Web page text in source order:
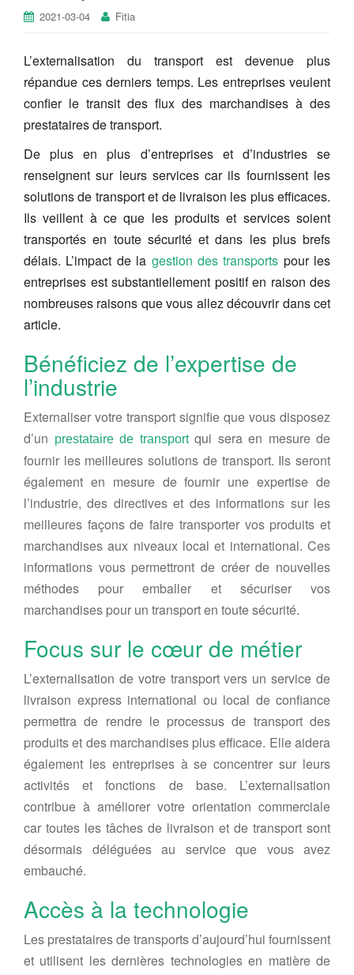
2021-03-04 Fitia
L’externalisation du transport est devenue plus
répandue ces derniers temps. Les entreprises veulent
confier le transit des flux des marchandises à des
prestataires de transport.
De plus en plus d’entreprises et d’industries se
renseignent sur leurs services car ils fournissent les
solutions de transport et de livraison les plus efficaces.
Ils veillent à ce que les produits et services soient
transportés en toute sécurité et dans les plus brefs
délais. L’impact de la gestion des transports pour les
entreprises est substantiellement positif en raison des
nombreuses raisons que vous allez découvrir dans cet
article.
Bénéficiez de l’expertise de
l’industrie
Externaliser votre transport signifie que vous disposez
d’un prestataire de transport qui sera en mesure de
fournir les meilleures solutions de transport. Ils seront
également en mesure de fournir une expertise de
l’industrie, des directives et des informations sur les
meilleures façons de faire transporter vos produits et
marchandises aux niveaux local et international. Ces
informations vous permettront de créer de nouvelles
méthodes pour emballer et sécuriser vos
marchandises pour un transport en toute sécurité.
Focus sur le cœur de métier
L’externalisation de votre transport vers un service de
livraison express international ou local de confiance
permettra de rendre le processus de transport des
produits et des marchandises plus efficace. Elle aidera
également les entreprises à se concentrer sur leurs
activités et fonctions de base. L’externalisation
contribue à améliorer votre orientation commerciale
car toutes les tâches de livraison et de transport sont
désormais déléguées au service que vous avez
embauché.
Accès à la technologie
Les prestataires de transports d’aujourd’hui fournissent
et utilisent les dernières technologies en matière de